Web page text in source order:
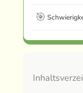
🎯